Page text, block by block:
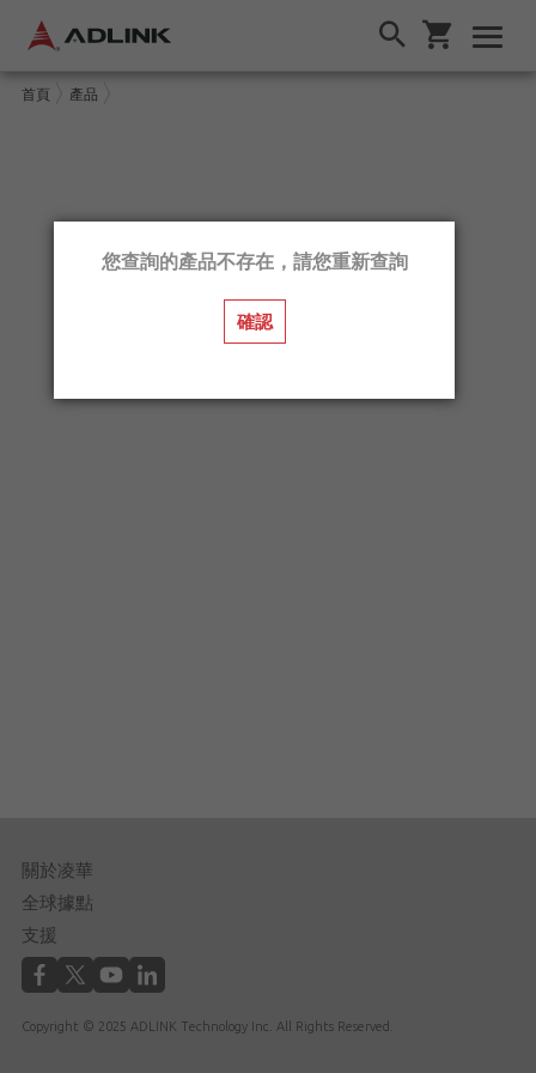
首頁 產品
關於凌華
全球據點
支援
Copyright © 2025 ADLINK Technology Inc. All Rights Reserved.
您查詢的產品不存在，請您重新查詢
確認